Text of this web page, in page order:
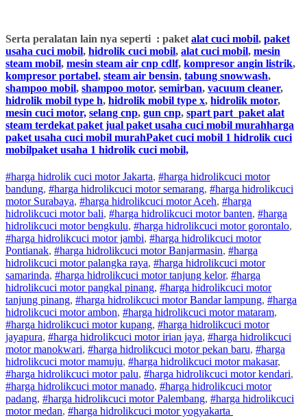
Serta peralatan lain nya seperti : paket alat cuci mobil, paket
usaha cuci mobil, hidrolik cuci mobil, alat cuci mobil, mesin
steam mobil, mesin steam air cnp cdlf, kompresor angin listrik,
kompresor portabel, steam air bensin, tabung snowwash,
shampoo mobil, shampoo motor, semirban, vacuum cleaner,
hidrolik mobil type h, hidrolik mobil type x, hidrolik motor,
mesin cuci motor, selang cnp, gun cnp, spart part paket alat
steam terdekat paket jual paket usaha cuci mobil murahharga
paket usaha cuci mobil murahPaket cuci mobil 1 hidrolik cuci
mobilpaket usaha 1 hidrolik cuci mobil,
#harga hidrolik cuci motor Jakarta, #harga hidrolikcuci motor
bandung, #harga hidrolikcuci motorsemarang, #harga hidrolikcuci
motorSurabaya, #harga hidrolikcuci motorAceh, #harga
hidrolikcuci motorbali, #harga hidrolikcuci motorbanten, #harga
hidrolikcuci motorbengkulu, #harga hidrolikcuci motorgorontalo,
#harga hidrolikcuci motorjambi, #harga hidrolikcuci motor
Pontianak, #harga hidrolikcuci motorBanjarmasin, #harga
hidrolikcuci motorpalangka raya, #harga hidrolikcuci motor
samarinda, #harga hidrolikcuci motortanjung kelor, #harga
hidrolikcuci motorpangkal pinang, #harga hidrolikcuci motor
tanjung pinang, #harga hidrolikcuci motorBandar lampung, #harga
hidrolikcuci motorambon, #harga hidrolikcuci motormataram,
#harga hidrolikcuci motorkupang, #harga hidrolikcuci motor
jayapura, #harga hidrolikcuci motoririan jaya, #harga hidrolikcuci
motormanokwari, #harga hidrolikcuci motorpekan baru, #harga
hidrolikcuci motormamuju, #harga hidrolikcuci motormakasar,
#harga hidrolikcuci motorpalu, #harga hidrolikcuci motorkendari,
#harga hidrolikcuci motormanado, #harga hidrolikcuci motor
padang, #harga hidrolikcuci motorPalembang, #harga hidrolikcuci
motormedan, #harga hidrolikcuci motoryogyakarta